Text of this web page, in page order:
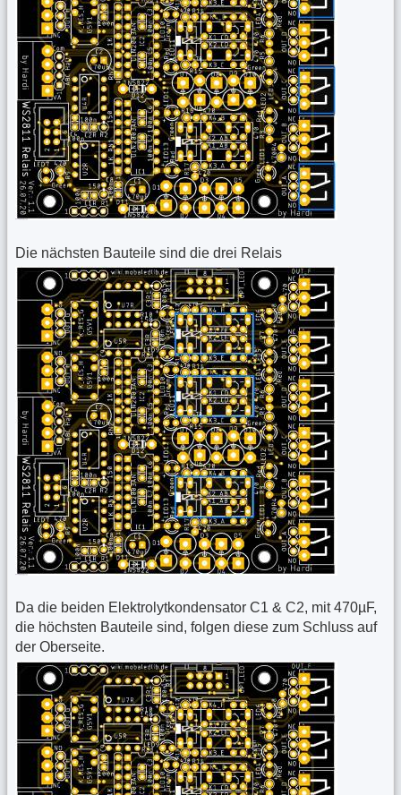
Die nächsten Bauteile sind die drei Relais
Da die beiden Elektrolytkondensator C1 & C2, mit 470µF,
die höchsten Bauteile sind, folgen diese zum Schluss auf
der Oberseite.